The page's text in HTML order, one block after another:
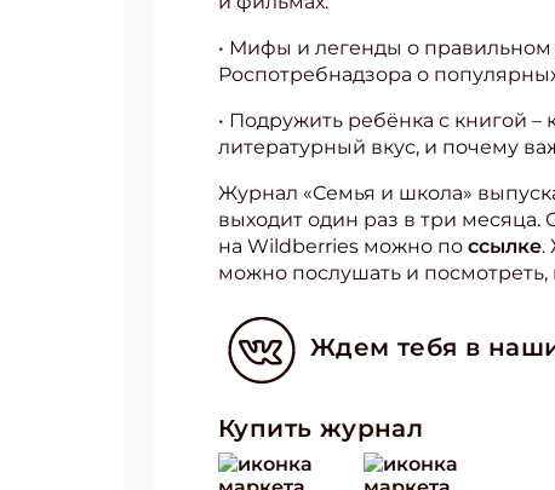
• Мифы и легенды о правильном
Роспотребнадзора о
• Подружить ребёнка с книгой
литературный вкус, и почему
Журнал «Семья и школа»
выходит один раз в три месяца.
на Wildberries можно по ссылке.
можно послушать и посмотреть,
Ждем тебя в
Купить журнал